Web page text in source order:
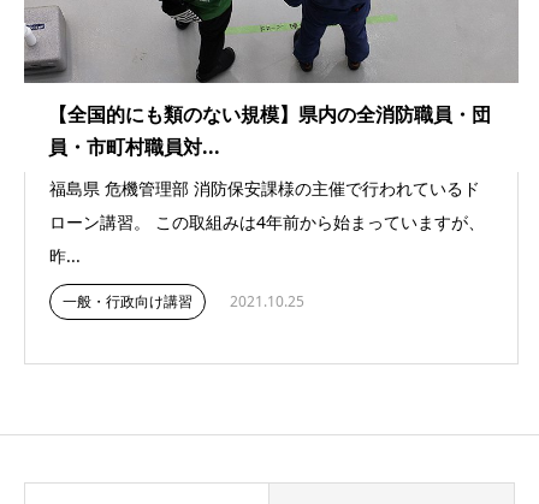
【全国的にも類のない規模】県内の全消防職員・団
員・市町村職員対...
福島県 危機管理部 消防保安課様の主催で行われているド
ローン講習。 この取組みは4年前から始まっていますが、
昨...
一般・行政向け講習 2021.10.25